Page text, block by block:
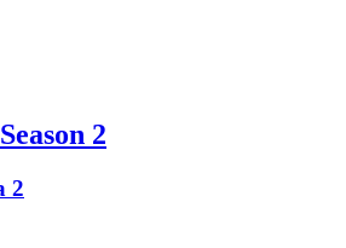
2
2